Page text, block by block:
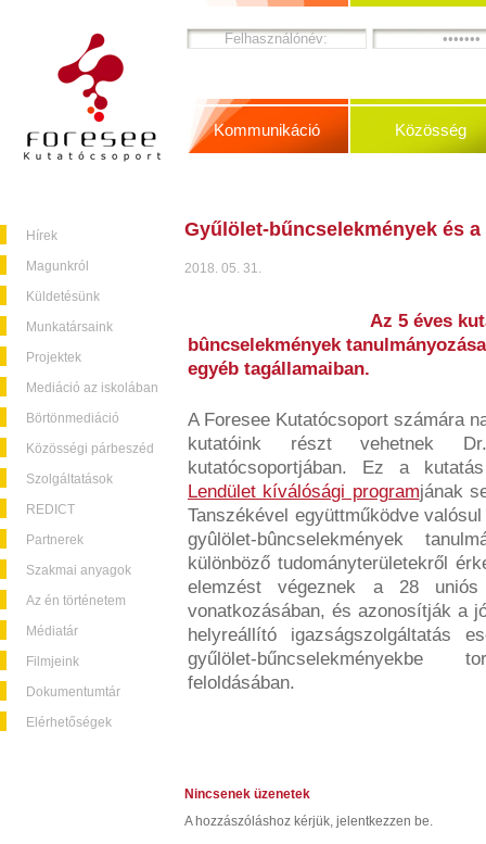
Hírek
Magunkról
Küldetésünk
Munkatársaink
Projektek
Mediáció az iskolában
Börtönmediáció
Közösségi párbeszéd
Szolgáltatások
REDICT
Partnerek
Szakmai anyagok
Az én történetem
Médiatár
Filmjeink
Dokumentumtár
Elérhetőségek
Kommunikáció Közösség
Gyűlölet-bűncselekmények és
2018. 05. 31.
Az 5 éves
bûncselekmények
egyéb tagállamaiban.
A Foresee Kutatócsoport számára
kutatóink részt vehetnek
kutatócsoportjában. Ez a
Lendület kíválósági programjának
Tanszékével együttműködve
gyûlölet-bûncselekmények
különböző tudományterületekről
elemzést végeznek a 28 uniós
vonatkozásában, és azonosítják a
helyreállító igazságszolgáltatás
gyűlölet-
feloldásában.
Nincsenek üzenetek
A hozzászóláshoz kérjük, jelentkezzen be.